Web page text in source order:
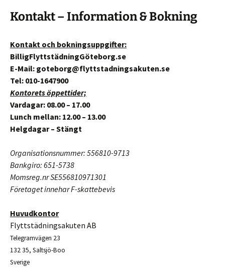
Kontakt – Information & Bokning
Kontakt och bokningsuppgifter:
BilligFlyttstädningGöteborg.se
E-Mail: goteborg@flyttstadningsakuten.se
Tel: 010-1647900
Kontorets öppettider;
Vardagar: 08.00 – 17.00
Lunch mellan: 12.00 – 13.00
Helgdagar – Stängt
Organisationsnummer: 556810-9713
Bankgiro: 651-5738
Momsreg.nr SE556810971301
Företaget innehar F-skattebevis
Huvudkontor
Flyttstädningsakuten AB
Telegramvägen 23
132 35, Saltsjö-Boo
Sverige